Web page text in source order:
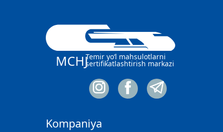
MCHJTemir yo‘l mahsulotlarni
sertifikatlashtirish markazi
Kompaniya